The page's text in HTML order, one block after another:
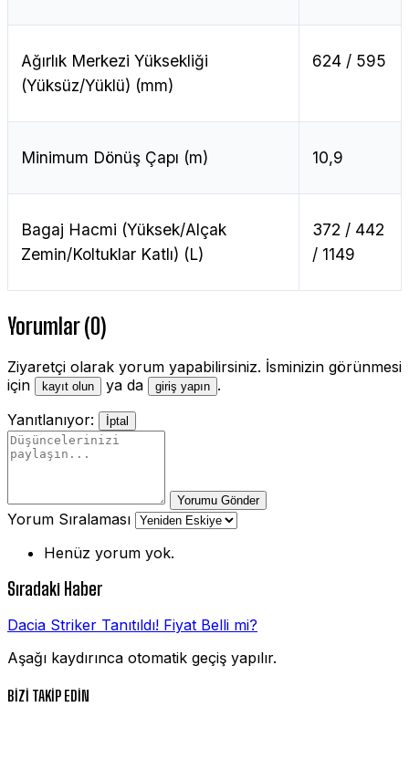
Ağırlık Merkezi Yüksekliği
(Yüksüz/Yüklü) (mm)
624 / 595
Minimum Dönüş Çapı (m) 10,9
Bagaj Hacmi (Yüksek/Alçak
Zemin/Koltuklar Katlı) (L)
372 / 442
/ 1149
Yorumlar (0)
Ziyaretçi olarak yorum yapabilirsiniz. İsminizin görünmesi
için
kayıt olun ya da giriş yapın .
Yanıtlanıyor:
İptal
Yorumu Gönder
Yorum Sıralaması
Henüz yorum yok.
Sıradaki Haber
Dacia Striker Tanıtıldı! Fiyat Belli mi?
Aşağı kaydırınca otomatik geçiş yapılır.
BİZİ TAKİP EDİN